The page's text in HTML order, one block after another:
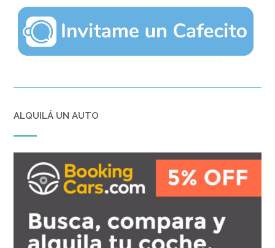
ALQUILÁ UN AUTO